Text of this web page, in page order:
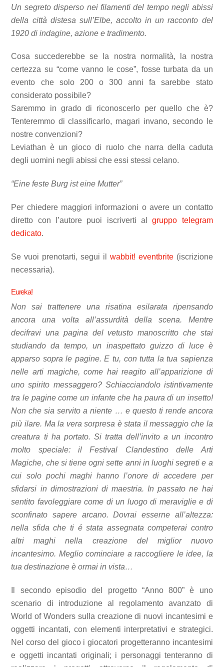
Un segreto disperso nei filamenti del tempo negli abissi
della città distesa sull’Elbe, accolto in un racconto del
1920 di indagine, azione e tradimento.
Cosa succederebbe se la nostra normalità, la nostra
certezza su “come vanno le cose”, fosse turbata da un
evento che solo 200 o 300 anni fa sarebbe stato
considerato possibile?
Saremmo in grado di riconoscerlo per quello che è?
Tenteremmo di classificarlo, magari invano, secondo le
nostre convenzioni?
Leviathan è un gioco di ruolo che narra della caduta
degli uomini negli abissi che essi stessi celano.
“Eine feste Burg ist eine Mutter”
Per chiedere maggiori informazioni o avere un contatto
diretto con l’autore puoi iscriverti algruppo telegram
dedicato.
Se vuoi prenotarti, segui il wabbit! eventbrite(iscrizione
necessaria).
Eureka!
Non sai trattenere una risatina esilarata ripensando
ancora una volta all’assurdità della scena. Mentre
decifravi una pagina del vetusto manoscritto che stai
studiando da tempo, un inaspettato guizzo di luce è
apparso sopra le pagine. E tu, con tutta la tua sapienza
nelle arti magiche, come hai reagito all’apparizione di
uno spirito messaggero? Schiacciandolo istintivamente
tra le pagine come un infante che ha paura di un insetto!
Non che sia servito a niente … e questo ti rende ancora
più ilare. Ma la vera sorpresa è stata il messaggio che la
creatura ti ha portato. Si tratta dell’invito a un incontro
molto speciale: il Festival Clandestino delle Arti
Magiche, che si tiene ogni sette anni in luoghi segreti e a
cui solo pochi maghi hanno l’onore di accedere per
sfidarsi in dimostrazioni di maestria. In passato ne hai
sentito favoleggiare come di un luogo di meraviglie e di
sconfinato sapere arcano. Dovrai esserne all’altezza:
nella sfida che ti é stata assegnata competerai contro
altri maghi nella creazione del miglior nuovo
incantesimo. Meglio cominciare a raccogliere le idee, la
tua destinazione è ormai in vista…
Il secondo episodio del progetto “Anno 800” è uno
scenario di introduzione al regolamento avanzato di
World of Wonders sulla creazione di nuovi incantesimi e
oggetti incantati, con elementi interpretativi e strategici.
Nel corso del gioco i giocatori progetteranno incantesimi
e oggetti incantati originali; i personaggi tenteranno di